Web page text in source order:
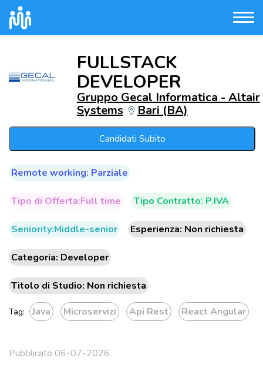
FULLSTACK
DEVELOPER
Gruppo Gecal Informatica - Altair
Systems
Bari (BA)
Candidati Subito
Remote working: Parziale
Tipo di Offerta:Full time Tipo Contratto: P.IVA
Seniority:Middle-senior Esperienza: Non richiesta
Categoria: Developer
Titolo di Studio: Non richiesta
Tag: Java Microservizi Api Rest React Angular
Pubblicato 06-07-2026